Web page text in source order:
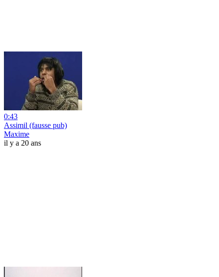
0:43
Assimil (fausse pub)
Maxime
il y a 20 ans